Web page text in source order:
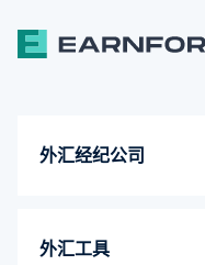
外汇经纪公司
外汇工具